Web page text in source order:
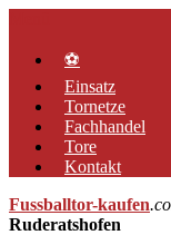
springen⚽
Einsatz
Tornetze
Fachhandel
Tore
Kontakt
Fussballtor-kaufen
Ruderatshofen